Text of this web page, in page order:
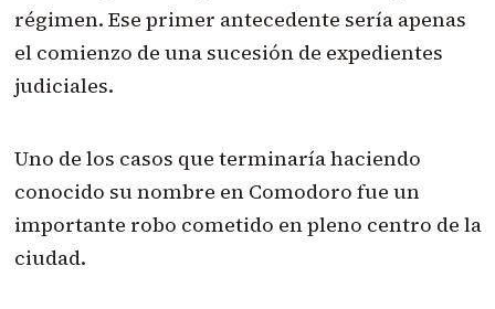
régimen. Ese primer antecedente sería apenas
el comienzo de una sucesión de expedientes
judiciales.
Uno de los casos que terminaría haciendo
conocido su nombre en Comodoro fue un
importante robo cometido en pleno centro de la
ciudad.